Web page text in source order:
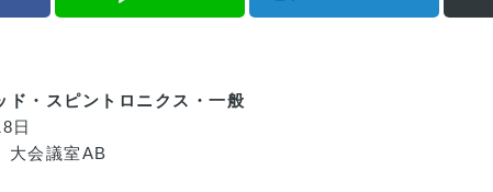
ド・スピントロニクス・一般
日
会議室AB